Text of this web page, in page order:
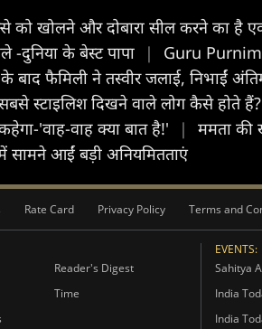
को खोलने और दोबारा सील करने का है
-दुनिया के बेस्ट पापा
|
Guru
फैमिली ने तस्वीर जलाई, निभाईं
स्टाइलिश दिखने वाले लोग कैसे होते हैं?
'वाह-वाह क्या बात है!'
|
ममता की
सामने आईं बड़ी अनियमितताएं
Rate Card Privacy Policy Terms and
Reader's Digest
Time
EVENTS:
Sahitya
India
India